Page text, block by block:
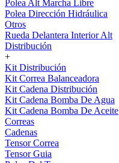
Polea Alt Marcha Libre
Polea Dirección Hidráulica
Otros
Rueda Delantera Interior Alt
Distribución
+
Kit Distribución
Kit Correa Balanceadora
Kit Cadena Distribución
Kit Cadena Bomba De Agua
Kit Cadena Bomba De Aceite
Correas
Cadenas
Tensor Correa
Tensor Guia